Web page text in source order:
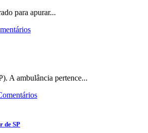
para apurar...
A ambulância pertence...
de SP